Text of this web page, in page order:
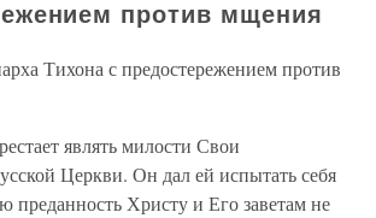
против мщения
Тихона с предостережением против
являть милости Свои
Церкви. Он дал ей испытать себя
преданность Христу и Его заветам не